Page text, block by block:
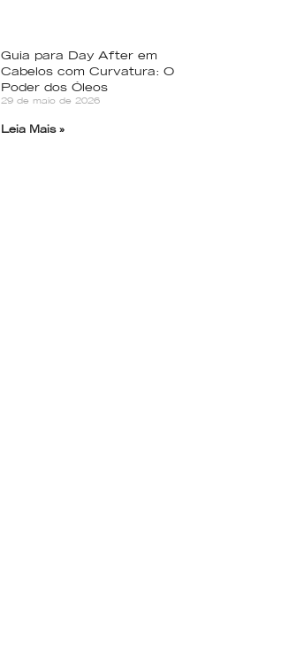
Guia para Day After em
Cabelos com Curvatura: O
Poder dos Óleos
29 de maio de 2026
Leia Mais »